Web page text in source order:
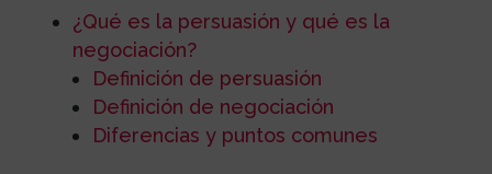
¿Qué es la persuasión y qué es la
negociación?
Definición de persuasión
Definición de negociación
Diferencias y puntos comunes